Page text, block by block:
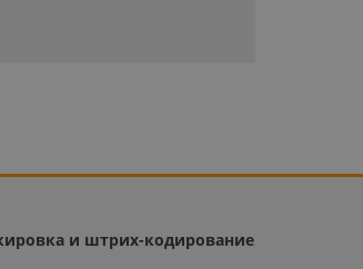
и штрих-кодирование